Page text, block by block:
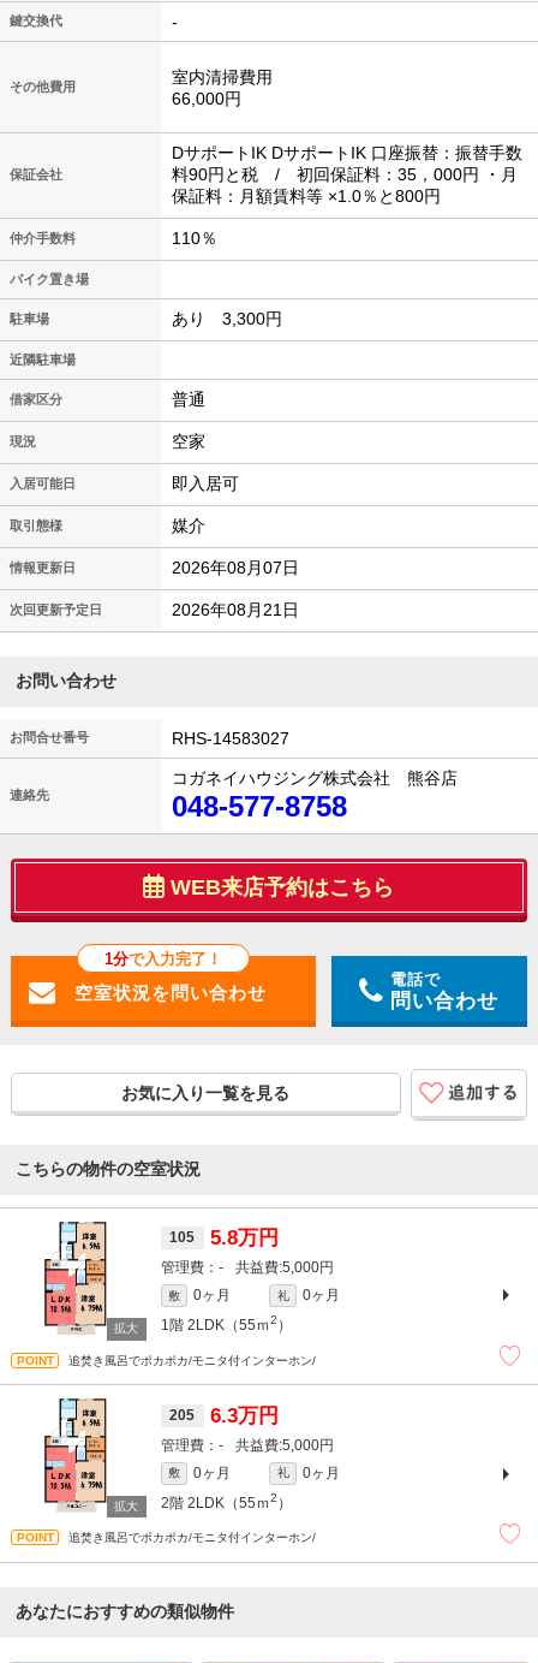
鍵交換代 -
その他費用
室内清掃費用
66,000円
保証会社
DサポートIK DサポートIK 口座振替：振替手数
料90円と税 / 初回保証料：35，000円 ・月
保証料：月額賃料等 ×1.0％と800円
仲介手数料 110％
バイク置き場
駐車場 あり 3,300円
近隣駐車場
借家区分 普通
現況 空家
入居可能日 即入居可
取引態様 媒介
情報更新日 2026年08月07日
次回更新予定日 2026年08月21日
お問い合わせ
お問合せ番号 RHS-14583027
連絡先
コガネイハウジング株式会社 熊谷店
048-577-8758
WEB来店予約はこちら
1分で入力完了！
電話で
問い合わせ
お気に入り一覧を見る
こちらの物件の空室状況
105 5.8万円
- 5,000円
敷 0ヶ月 礼
0ヶ月
1階 2LDK（55ｍ2 ）
追焚き風呂でポカポカ/モニタ付インターホン/
205 6.3万円
- 5,000円
敷 0ヶ月 礼
0ヶ月
2階 2LDK（55ｍ2 ）
追焚き風呂でポカポカ/モニタ付インターホン/
あなたにおすすめの類似物件